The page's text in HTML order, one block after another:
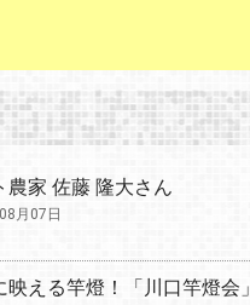
農家 佐藤 隆大さん
月07日
映える竿燈！「川口竿燈会」